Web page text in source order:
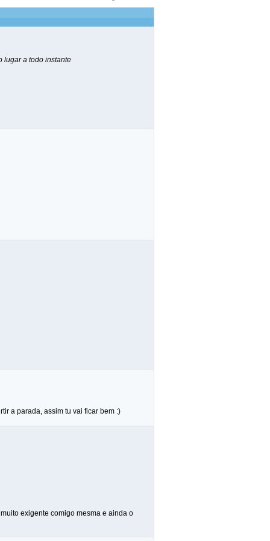
lugar a todo instante
a parada, assim tu vai ficar bem :)
exigente comigo mesma e ainda o